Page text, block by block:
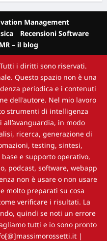
Management
Recensioni Software
– il blog
i diritti sono riservati.
Questo spazio non è una
periodica e i contenuti
dell'autore. Nel mio lavoro
strumenti di intelligenza
in modo
ricerca, generazione di
testing, sintesi,
e supporto operativo,
podcast, software, webapp
non è usare o non usare
molto preparati su cosa
verificare i risultati. La
quindi se noti un errore
tutti e io sono pronto
|